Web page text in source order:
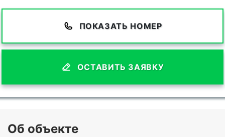
ПОКАЗАТЬ НОМЕР
ОСТАВИТЬ ЗАЯВКУ
Об объекте